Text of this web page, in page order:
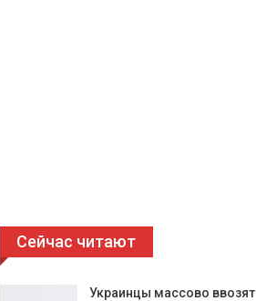
Сейчас читают
Украинцы массово ввозят